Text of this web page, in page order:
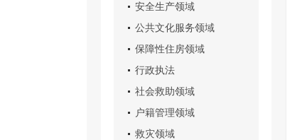
安全生产领域
公共文化服务领域
保障性住房领域
行政执法
社会救助领域
户籍管理领域
救灾领域